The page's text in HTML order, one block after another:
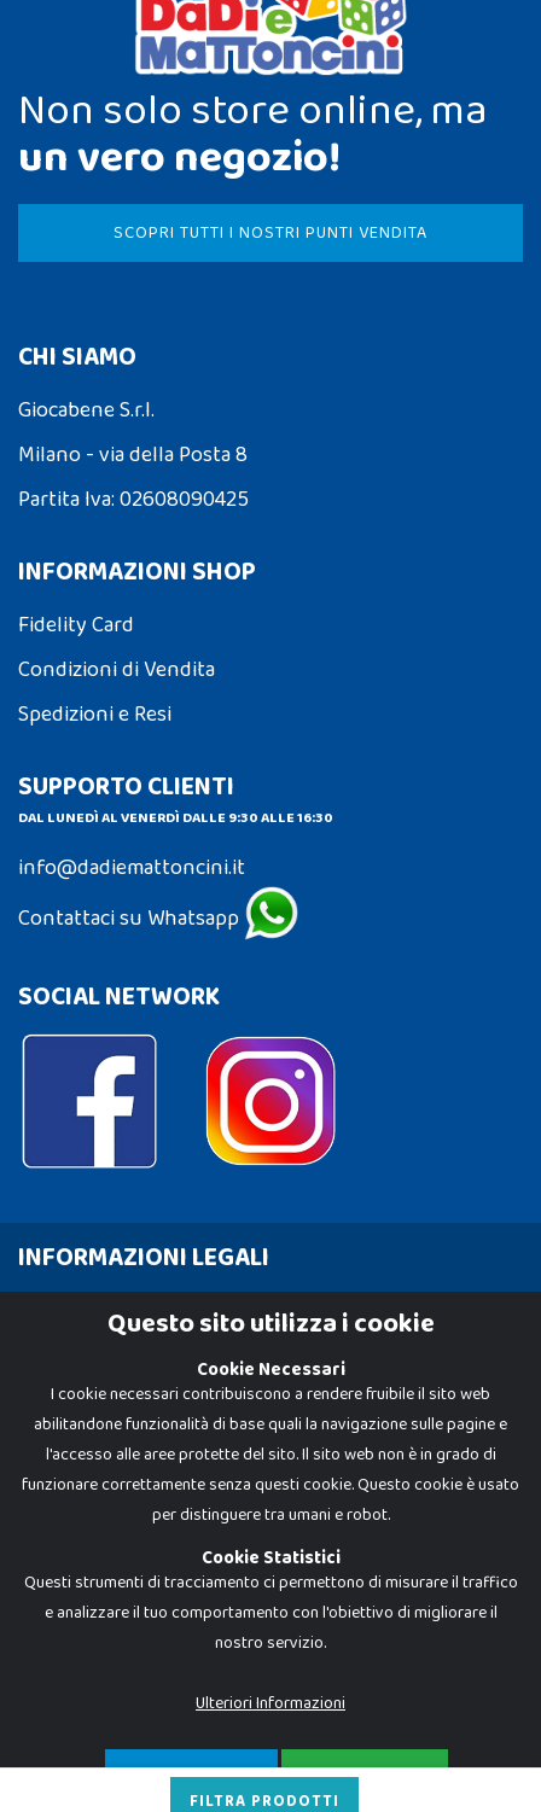
FILTRA PRODOTTI
Non solo store online, ma
un vero negozio!
SCOPRI TUTTI I NOSTRI PUNTI VENDITA
CHI SIAMO
Giocabene S.r.l.
Milano - via della Posta 8
Partita Iva: 02608090425
INFORMAZIONI SHOP
Fidelity Card
Condizioni di Vendita
Spedizioni e Resi
SUPPORTO CLIENTI
DAL LUNEDÌ AL VENERDÌ DALLE 9:30 ALLE 16:30
info@dadiemattoncini.it
Contattaci su Whatsapp
SOCIAL NETWORK
INFORMAZIONI LEGALI
Cookie Policy
Dadi e Mattoncini è un brand di Giocabene Srl. Ogni riproduzione o utilizzo non
I prezzi e le promozioni pubblicate potrebbero differire da quanto esposto in
Questo sito utilizza i cookie
Cookie Necessari
I cookie necessari contribuiscono a rendere fruibile il sito web
abilitandone funzionalità di base quali la navigazione sulle pagine e
l'accesso alle aree protette del sito. Il sito web non è in grado di
funzionare correttamente senza questi cookie. Questo cookie è usato
per distinguere tra umani e robot.
Cookie Statistici
Questi strumenti di tracciamento ci permettono di misurare il traffico
e analizzare il tuo comportamento con l'obiettivo di migliorare il
nostro servizio.
Ulteriori Informazioni
SOLO NECESSARI ACCETTA TUTTO